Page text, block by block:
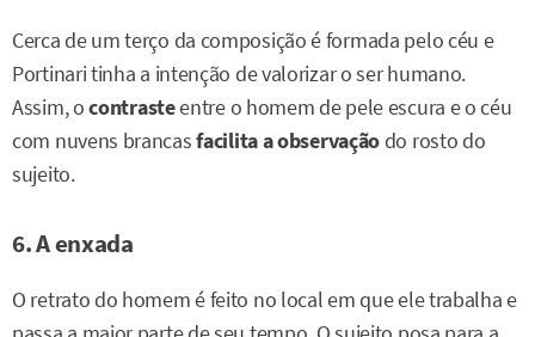
Cerca de um terço da composição é formada pelo céu e
Portinari tinha a intenção de valorizar o ser humano.
Assim, ocontrasteentre o homem de pele escura e o céu
com nuvens brancasfacilita a observaçãodo rosto do
sujeito.
6. A enxada
O retrato do homem é feito no local em que ele trabalha e